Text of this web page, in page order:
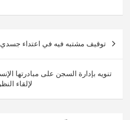
المقالات
توقيف مشتبه فيه في اعتداء جسدي
تنويه بإدارة السجن على مبادرتها
لإلقاء